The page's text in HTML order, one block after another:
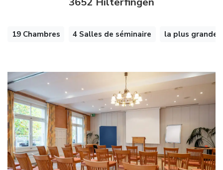
19 Chambres 4 Salles de séminaire la plus grande